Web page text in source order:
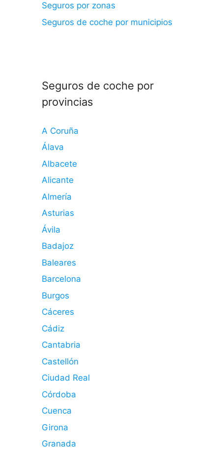
Seguros por zonas
Seguros de coche por municipios
Seguros de coche por
provincias
A Coruña
Álava
Albacete
Alicante
Almería
Asturias
Ávila
Badajoz
Baleares
Barcelona
Burgos
Cáceres
Cádiz
Cantabria
Castellón
Ciudad Real
Córdoba
Cuenca
Girona
Granada